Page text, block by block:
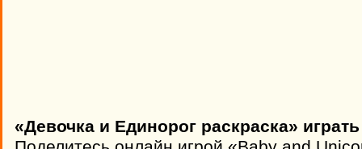
«Девочка и Единорог раскраска»